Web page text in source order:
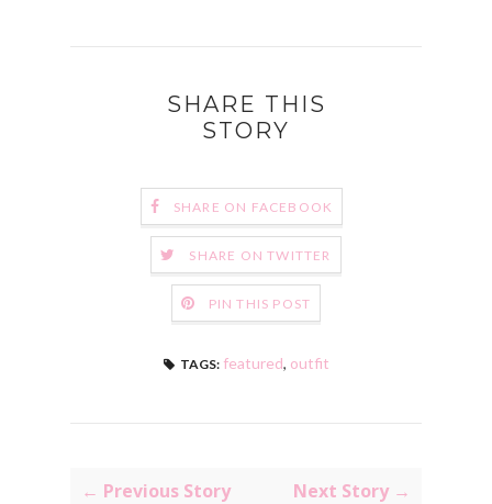
SHARE THIS
STORY
SHARE ON FACEBOOK
SHARE ON TWITTER
PIN THIS POST
TAGS: featured, outfit
← Previous Story Next Story →